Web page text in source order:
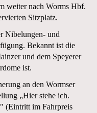
weiter nach Worms Hbf.
Sitzplatz.
Nibelungen- und
Bekannt ist die
und dem Speyerer
ist.
an den Wormser
„Hier stehe ich.
(Eintritt im Fahrpreis